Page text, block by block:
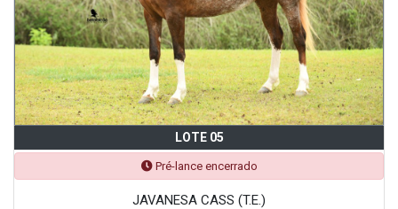
LOTE 05
Pré-lance encerrado
JAVANESA CASS (T.E.)